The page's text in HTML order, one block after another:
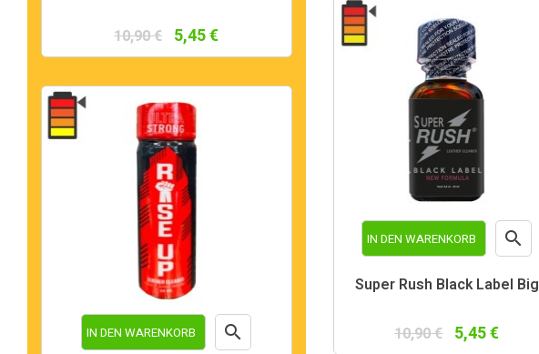
10,90 € 5,45 €
IN DEN WARENKORB 
IN DEN WARENKORB 
Super Rush Black Label Big
10,90 € 5,45 €